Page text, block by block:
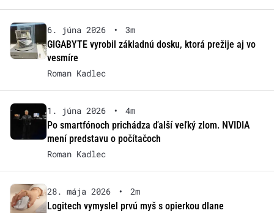
6. júna 2026 •
3m
GIGABYTE vyrobil základnú dosku, ktorá prežije aj vo
vesmíre
Roman Kadlec
1. júna 2026 •
4m
Po smartfónoch prichádza ďalší veľký zlom. NVIDIA
mení predstavu o počítačoch
Roman Kadlec
28. mája 2026 •
2m
Logitech vymyslel prvú myš s opierkou dlane